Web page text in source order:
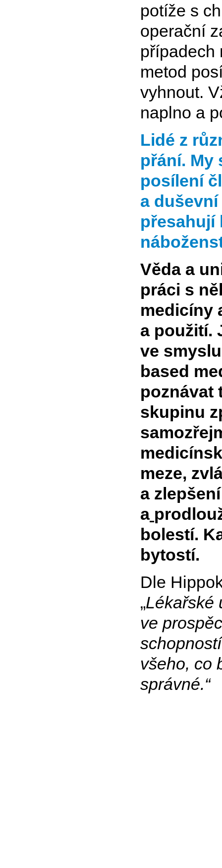
potíže s
operační
případech
metod
vyhnout.
naplno a
Lidé z
přání. My
posílení
a
přesahují
Věda a
práci s
medicíny
a použití.
ve
based
poznávat
skupinu
meze,
a
a
bolestí.
bytostí.
Dle
„Lékařské
ve
všeho, co
správné.“